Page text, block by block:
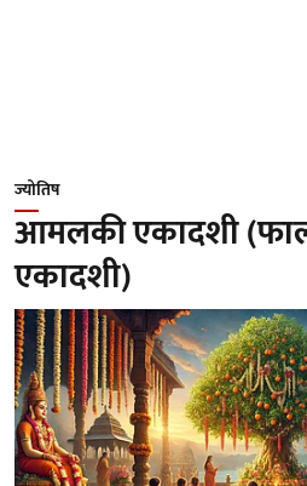
ज्योतिष
आमलकी एकादशी
एकादशी)